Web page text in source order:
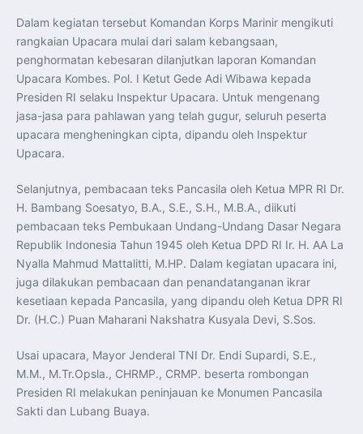
Dalam kegiatan tersebut Komandan Korps Marinir mengikuti
rangkaian Upacara mulai dari salam kebangsaan,
penghormatan kebesaran dilanjutkan laporan Komandan
Upacara Kombes. Pol. I Ketut Gede Adi Wibawa kepada
Presiden RI selaku Inspektur Upacara. Untuk mengenang
jasa-jasa para pahlawan yang telah gugur, seluruh peserta
upacara mengheningkan cipta, dipandu oleh Inspektur
Upacara.
Selanjutnya, pembacaan teks Pancasila oleh Ketua MPR RI Dr.
H. Bambang Soesatyo, B.A., S.E., S.H., M.B.A., diikuti
pembacaan teks Pembukaan Undang-Undang Dasar Negara
Republik Indonesia Tahun 1945 oleh Ketua DPD RI Ir. H. AA La
Nyalla Mahmud Mattalitti, M.HP. Dalam kegiatan upacara ini,
juga dilakukan pembacaan dan penandatanganan ikrar
kesetiaan kepada Pancasila, yang dipandu oleh Ketua DPR RI
Dr. (H.C.) Puan Maharani Nakshatra Kusyala Devi, S.Sos.
Usai upacara, Mayor Jenderal TNI Dr. Endi Supardi, S.E.,
M.M., M.Tr.Opsla., CHRMP., CRMP. beserta rombongan
Presiden RI melakukan peninjauan ke Monumen Pancasila
Sakti dan Lubang Buaya.